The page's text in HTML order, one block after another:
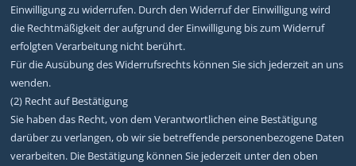
Einwilligung zu widerrufen. Durch den Widerruf der Einwilligung wird
die Rechtmäßigkeit der aufgrund der Einwilligung bis zum Widerruf
erfolgten Verarbeitung nicht berührt.
Für die Ausübung des Widerrufsrechts können Sie sich jederzeit an uns
wenden.
(2) Recht auf Bestätigung
Sie haben das Recht, von dem Verantwortlichen eine Bestätigung
darüber zu verlangen, ob wir sie betreffende personenbezogene Daten
verarbeiten. Die Bestätigung können Sie jederzeit unter den oben